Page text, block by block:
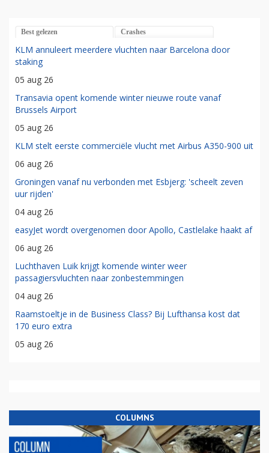
Best gelezen Crashes
KLM annuleert meerdere vluchten naar Barcelona door
staking
05 aug 26
Transavia opent komende winter nieuwe route vanaf
Brussels Airport
05 aug 26
KLM stelt eerste commerciële vlucht met Airbus A350-900 uit
06 aug 26
Groningen vanaf nu verbonden met Esbjerg: 'scheelt zeven
uur rijden'
04 aug 26
easyJet wordt overgenomen door Apollo, Castlelake haakt af
06 aug 26
Luchthaven Luik krijgt komende winter weer
passagiersvluchten naar zonbestemmingen
04 aug 26
Raamstoeltje in de Business Class? Bij Lufthansa kost dat
170 euro extra
05 aug 26
COLUMNS